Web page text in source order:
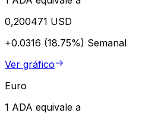
0,200471 USD
+0.0316 (18.75%) Semanal
Ver gráfico
Euro
1 ADA equivale a